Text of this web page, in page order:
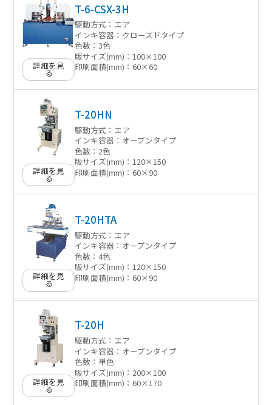
詳細を見
る
T-6-CSX-3H
駆動方式： エア
インキ容器： クローズドタイプ
色数：3色
版サイズ(mm)：100×100
印刷面積(mm)：60×60
詳細を見
る
T-20HN
駆動方式： エア
インキ容器： オープンタイプ
色数： 2色
版サイズ(mm)：120×150
印刷面積(mm)：60×90
詳細を見
る
T-20HTA
駆動方式： エア
インキ容器： オープンタイプ
色数： 4色
版サイズ(mm)：120×150
印刷面積(mm)：60×90
詳細を見
る
T-20H
駆動方式： エア
インキ容器： オープンタイプ
色数： 単色
版サイズ(mm)： 200×100
印刷面積(mm)：60×170